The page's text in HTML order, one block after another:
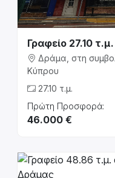
Γραφείο 27.10 τ.μ.
Δράμα, στη
Κύπρου
27.10 τ.μ.
Πρώτη Προσφορά:
46.000 €